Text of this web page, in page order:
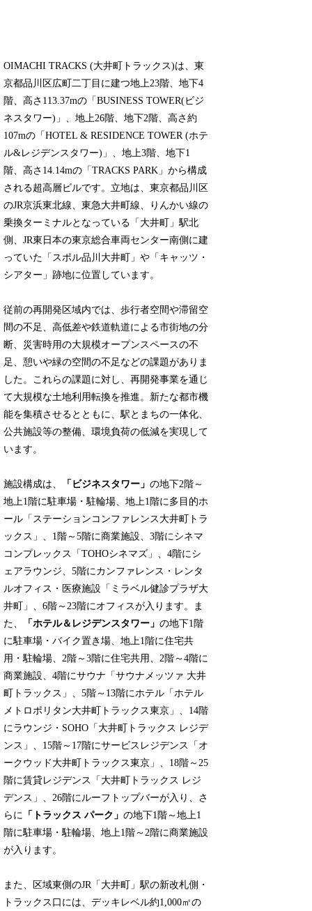
OIMACHI TRACKS (大井町トラックス)は、東
京都品川区広町二丁目に建つ地上23階、地下4
階、高さ113.37mの「BUSINESS TOWER(ビジ
ネスタワー)」、地上26階、地下2階、高さ約
107mの「HOTEL & RESIDENCE TOWER (ホテ
ル&レジデンスタワー)」、地上3階、地下1
階、高さ14.14mの「TRACKS PARK」から構成
される超高層ビルです。立地は、東京都品川区
のJR京浜東北線、東急大井町線、りんかい線の
乗換ターミナルとなっている「大井町」駅北
側、JR東日本の東京総合車両センター南側に建
っていた「スポル品川大井町」や「キャッツ・
シアター」跡地に位置しています。
従前の再開発区域内では、歩行者空間や滞留空
間の不足、高低差や鉄道軌道による市街地の分
断、災害時用の大規模オープンスペースの不
足、憩いや緑の空間の不足などの課題がありま
した。これらの課題に対し、再開発事業を通じ
て大規模な土地利用転換を推進。新たな都市機
能を集積させるとともに、駅とまちの一体化、
公共施設等の整備、環境負荷の低減を実現して
います。
施設構成は、 「ビジネスタワー」の地下2階～
地上1階に駐車場・駐輪場、地上1階に多目的ホ
ール「ステーションコンファレンス大井町トラ
ックス」、1階～5階に商業施設、3階にシネマ
コンプレックス「TOHOシネマズ」、4階にシ
ェアラウンジ、5階にカンファレンス・レンタ
ルオフィス・医療施設「ミラベル健診プラザ大
井町」、6階～23階にオフィスが入ります。ま
た、
「ホテル＆レジデンスタワー」の地下1階
に駐車場・バイク置き場、地上1階に住宅共
用・駐輪場、2階～3階に住宅共用、2階～4階に
商業施設、4階にサウナ「サウナメッツァ 大井
町トラックス」、5階～13階にホテル「ホテル
メトロポリタン大井町トラックス東京」、14階
にラウンジ・SOHO「大井町トラックス レジデ
ンス」、15階～17階にサービスレジデンス「オ
ークウッド大井町トラックス東京」、18階～25
階に賃貸レジデンス「大井町トラックス レジ
デンス」、26階にルーフトップバーが入り、さ
らに 「トラックス パーク」の地下1階～地上1
階に駐車場・駐輪場、地上1階～2階に商業施設
が入ります。
また、区域東側のJR「大井町」駅の新改札側・
トラックス口には、デッキレベル約1,000㎡の